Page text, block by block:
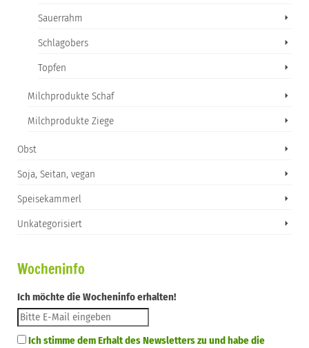
Sauerrahm
Schlagobers
Topfen
Milchprodukte Schaf
Milchprodukte Ziege
Obst
Soja, Seitan, vegan
Speisekammerl
Unkategorisiert
Wocheninfo
Ich möchte die Wocheninfo erhalten!
Ich stimme dem Erhalt des Newsletters zu und habe die